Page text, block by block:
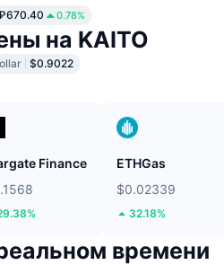
0.78%
на KAITO
$0.9022
Finance
ETHGas
$0.02339
32.18%
времени